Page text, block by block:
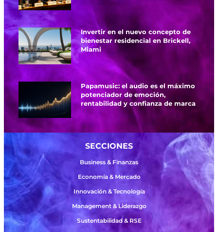
Invertir en el nuevo concepto de
bienestar residencial en Brickell,
Miami
Papamusic: el audio es el máximo
potenciador de emoción,
rentabilidad y confianza de marca
SECCIONES
Business & Finanzas
Economía & Mercado
Innovación & Tecnología
Management & Liderazgo
Sustentabilidad & RSE